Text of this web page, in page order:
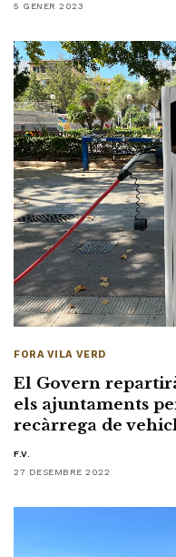
5 GENER 2023
FORA VILA VERD
El Govern
els ajuntaments
recàrrega de
F.V.
27 DESEMBRE 2022